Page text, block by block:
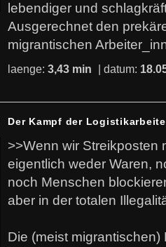
lebendiger und
Ausgerechnet den
migrantischen
laenge: 3,43 min | datum:
Der Kampf der
>>Wenn wir Streikposten
eigentlich weder Waren,
noch Menschen
aber in der totalen
Die (meist